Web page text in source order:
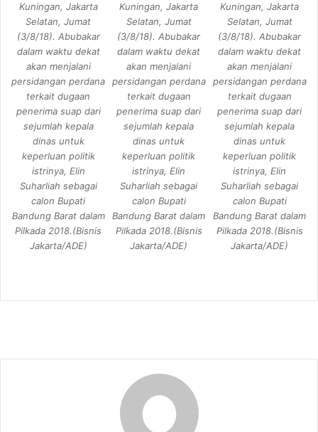
Kuningan, Jakarta
Selatan, Jumat
(3/8/18). Abubakar
dalam waktu dekat
akan menjalani
persidangan perdana
terkait dugaan
penerima suap dari
sejumlah kepala
dinas untuk
keperluan politik
istrinya, Elin
Suharliah sebagai
calon Bupati
Bandung Barat dalam
Pilkada 2018.(Bisnis
Jakarta/ADE)
Kuningan, Jakarta
Selatan, Jumat
(3/8/18). Abubakar
dalam waktu dekat
akan menjalani
persidangan perdana
terkait dugaan
penerima suap dari
sejumlah kepala
dinas untuk
keperluan politik
istrinya, Elin
Suharliah sebagai
calon Bupati
Bandung Barat dalam
Pilkada 2018.(Bisnis
Jakarta/ADE)
Kuningan, Jakarta
Selatan, Jumat
(3/8/18). Abubakar
dalam waktu dekat
akan menjalani
persidangan perdana
terkait dugaan
penerima suap dari
sejumlah kepala
dinas untuk
keperluan politik
istrinya, Elin
Suharliah sebagai
calon Bupati
Bandung Barat dalam
Pilkada 2018.(Bisnis
Jakarta/ADE)